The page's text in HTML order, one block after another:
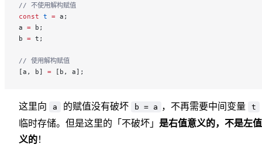
// 不使用解构赋值
const t = a;
a = b;
b = t;
// 使用解构赋值
[a, b] = [b, a];
这里向 a 的赋值没有破坏 b = a ，不再需要中间变量 t
临时存储。但是这里的「不破坏」 是右值意义的，不是左
义的！